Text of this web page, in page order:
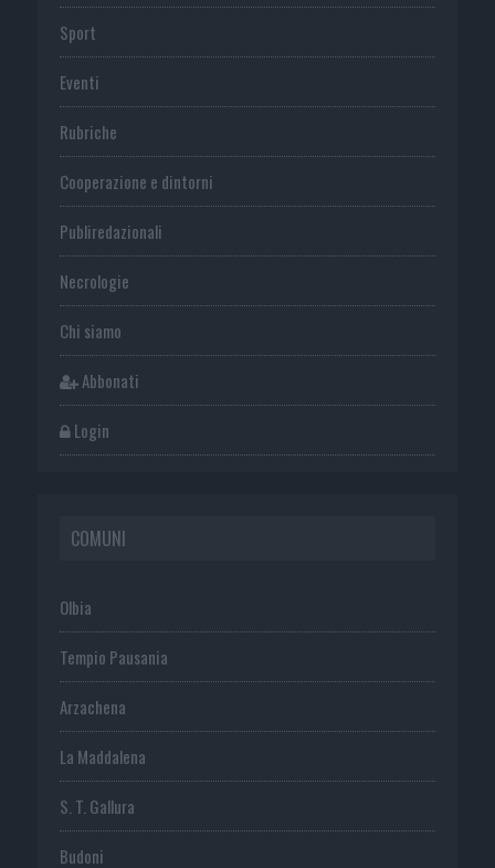
Sport
Eventi
Rubriche
Cooperazione e dintorni
Publiredazionali
Necrologie
Chi siamo
Abbonati
Login
COMUNI
Olbia
Tempio Pausania
Arzachena
La Maddalena
S. T. Gallura
Budoni